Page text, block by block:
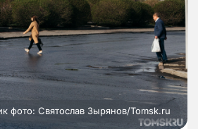
фото: Святослав Зырянов/Tomsk.ru